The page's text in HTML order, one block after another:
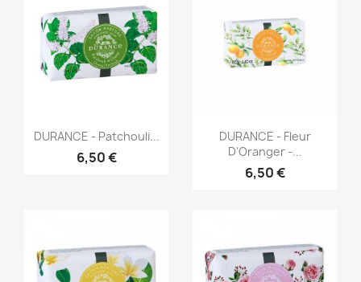
Aperçu rapide
DURANCE - Patchouli...
6,50 €
 Aperçu rapide
DURANCE - Fleur
D'Oranger -...
6,50 €